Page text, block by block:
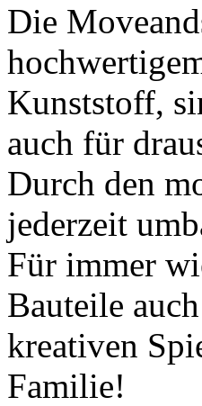
Die
Kunststoff,
auch für
Durch den
jederzeit
Für immer
Bauteile
kreativen
Familie!